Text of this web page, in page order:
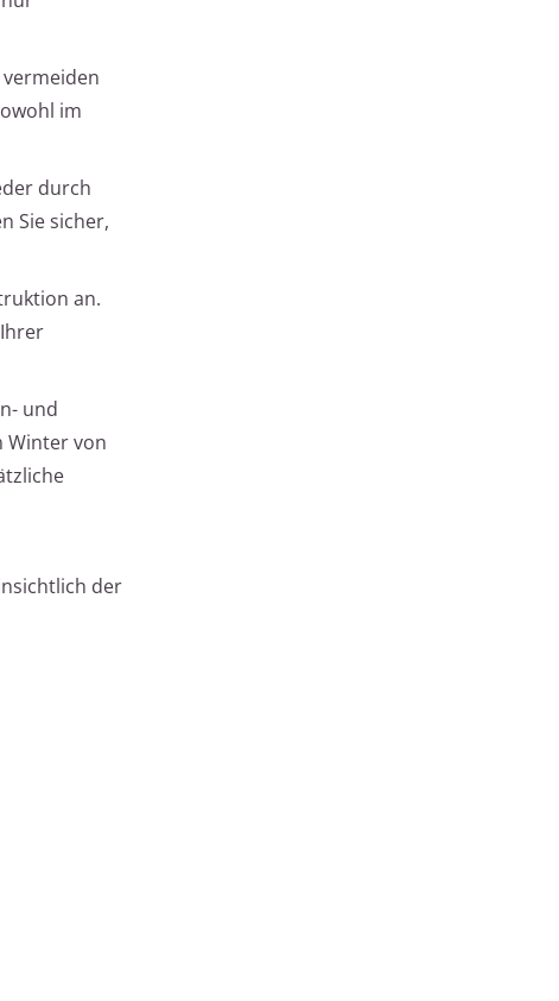
im
durch
Sie sicher,
an.
und
Winter von
der